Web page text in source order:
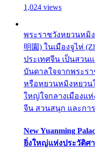
1,024 views
พระราชวังหยวนหมิง
明園) ในเมืองจูไห่
ประเทศจีน เป็นสวน
บันดาลใจจากพระรา
หรือหยวนหมิงหยวน
ใหญ่ใจกลางเมืองแ
จีน สวนสนุก และกา
New Yuanming
ยิ่งใหญ่แห่งประวัติศ